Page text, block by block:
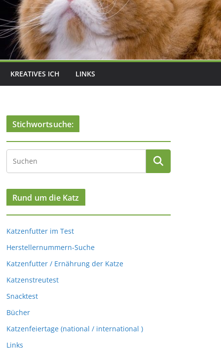
KREATIVES ICH LINKS
Stichwortsuche:
Rund um die Katz
Katzenfutter im Test
Herstellernummern-Suche
Katzenfutter / Ernährung der Katze
Katzenstreutest
Snacktest
Bücher
Katzenfeiertage (national / international )
Links